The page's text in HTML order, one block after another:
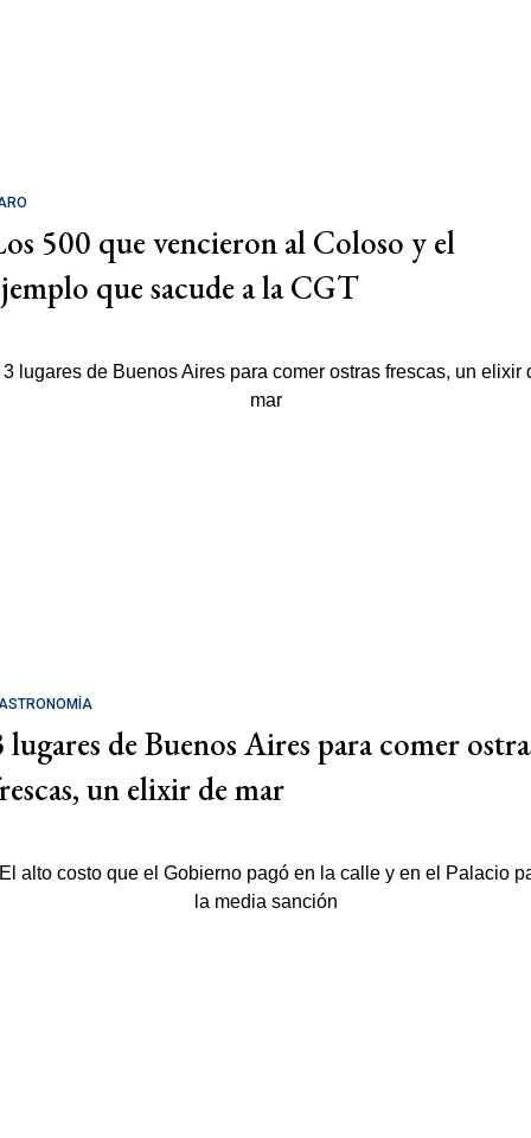
500 que vencieron al Coloso y el
que sacude a la CGT
lugares de Buenos Aires para comer
un elixir de mar